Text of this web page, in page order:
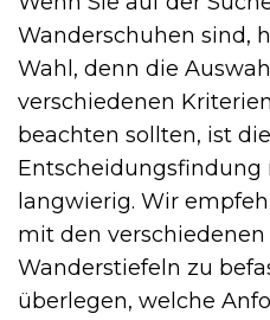
Wanderschuhen sind,
Wahl, denn die
verschiedenen
beachten sollten, ist die
langwierig. Wir
mit den verschiedenen
Wanderstiefeln zu
überlegen, welche